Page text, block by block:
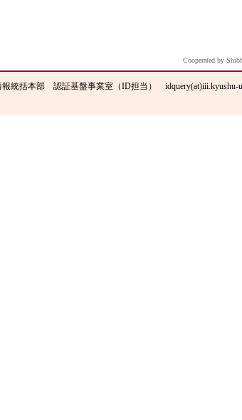
Cooperated by
統括本部 認証基盤事業室（ID担当） idquery(at)iii.kyushu-